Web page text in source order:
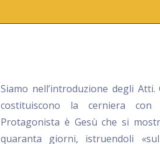
Siamo nell’introduzione degli
costituiscono la cerniera
Protagonista è Gesù che si
quaranta giorni, istruendoli